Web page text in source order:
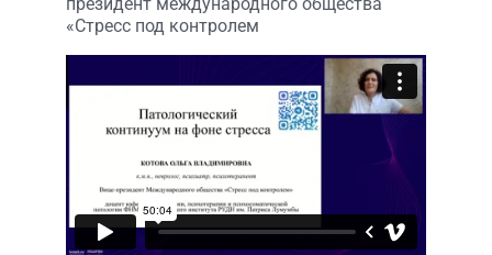
«Стресс под контролем